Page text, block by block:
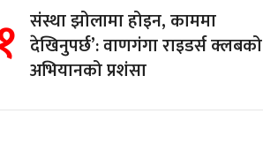
संस्था झोलामा होइन, काममा
देखिनुपर्छ’: वाणगंगा राइडर्स क्लबको
अभियानको प्रशंसा